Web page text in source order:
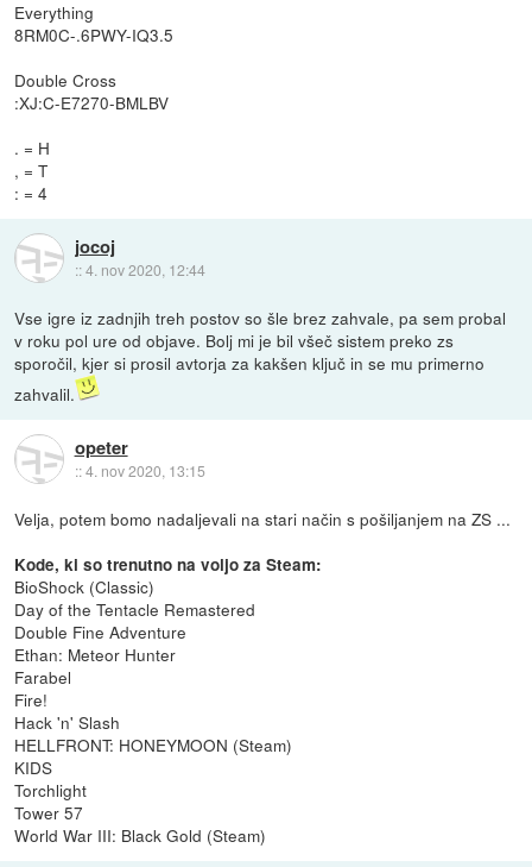
Everything
8RM0C-.6PWY-IQ3.5
Double Cross
:XJ:C-E7270-BMLBV
. = H
, = T
: = 4
jocoj
::4. nov 2020, 12:44
Vse igre iz zadnjih treh postov so šle brez zahvale, pa sem probal
v roku pol ure od objave. Bolj mi je bil všeč sistem preko zs
sporočil, kjer si prosil avtorja za kakšen ključ in se mu primerno
zahvalil.
opeter
::4. nov 2020, 13:15
Velja, potem bomo nadaljevali na stari način s pošiljanjem na ZS ...
Kode, ki so trenutno na voljo za Steam:
BioShock (Classic)
Day of the Tentacle Remastered
Double Fine Adventure
Ethan: Meteor Hunter
Farabel
Fire!
Hack 'n' Slash
HELLFRONT: HONEYMOON (Steam)
KIDS
Torchlight
Tower 57
World War III: Black Gold (Steam)